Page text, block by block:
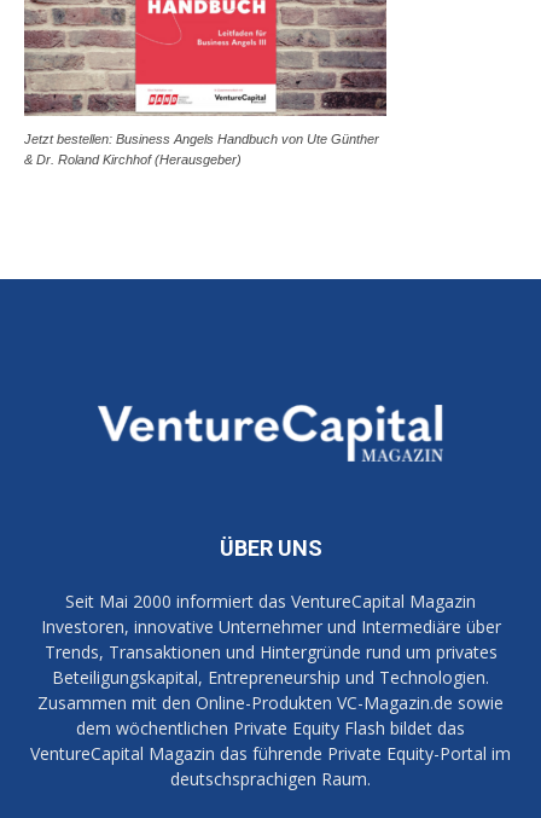
Jetzt bestellen: Business Angels Handbuch von Ute Günther
& Dr. Roland Kirchhof (Herausgeber)
ÜBER UNS
Seit Mai 2000 informiert das VentureCapital Magazin
Investoren, innovative Unternehmer und Intermediäre über
Trends, Transaktionen und Hintergründe rund um privates
Beteiligungskapital, Entrepreneurship und Technologien.
Zusammen mit den Online-Produkten VC-Magazin.de sowie
dem wöchentlichen Private Equity Flash bildet das
VentureCapital Magazin das führende Private Equity-Portal im
deutschsprachigen Raum.